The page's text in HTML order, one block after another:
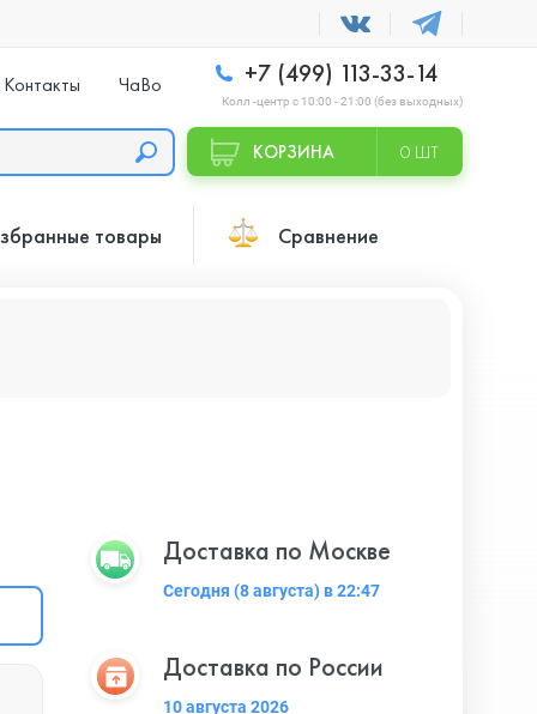
Контакты ЧаВо +7 (499) 113-33-14
Колл -центр с 10:00 - 21:00 (без выходных)
КОРЗИНА 0 ШТ
товары Сравнение
Доставка по Москве
Сегодня (8 августа) в 22:47
Доставка по России
10 августа 2026